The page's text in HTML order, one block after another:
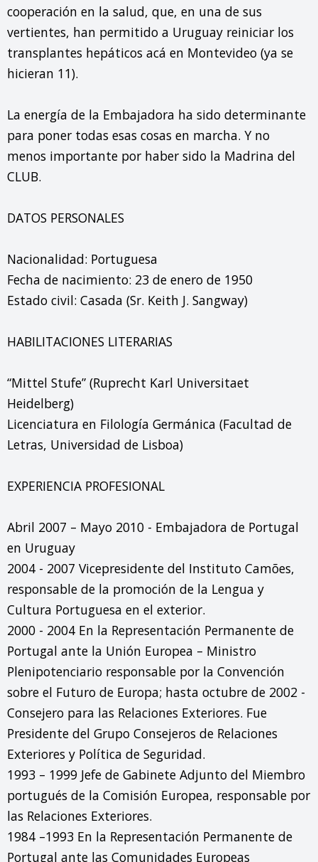
cooperación en la salud, que, en una de sus
vertientes, han permitido a Uruguay reiniciar los
transplantes hepáticos acá en Montevideo (ya se
hicieran 11).
La energía de la Embajadora ha sido determinante
para poner todas esas cosas en marcha. Y no
menos importante por haber sido la Madrina del
CLUB.
DATOS PERSONALES
Nacionalidad: Portuguesa
Fecha de nacimiento: 23 de enero de 1950
Estado civil: Casada (Sr. Keith J. Sangway)
HABILITACIONES LITERARIAS
“Mittel Stufe” (Ruprecht Karl Universitaet
Heidelberg)
Licenciatura en Filología Germánica (Facultad de
Letras, Universidad de Lisboa)
EXPERIENCIA PROFESIONAL
Abril 2007 – Mayo 2010 - Embajadora de Portugal
en Uruguay
2004 - 2007 Vicepresidente del Instituto Camões,
responsable de la promoción de la Lengua y
Cultura Portuguesa en el exterior.
2000 - 2004 En la Representación Permanente de
Portugal ante la Unión Europea – Ministro
Plenipotenciario responsable por la Convención
sobre el Futuro de Europa; hasta octubre de 2002 -
Consejero para las Relaciones Exteriores. Fue
Presidente del Grupo Consejeros de Relaciones
Exteriores y Política de Seguridad.
1993 – 1999 Jefe de Gabinete Adjunto del Miembro
portugués de la Comisión Europea, responsable por
las Relaciones Exteriores.
1984 –1993 En la Representación Permanente de
Portugal ante las Comunidades Europeas